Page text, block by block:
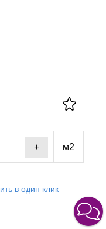
+ м2
в один клик